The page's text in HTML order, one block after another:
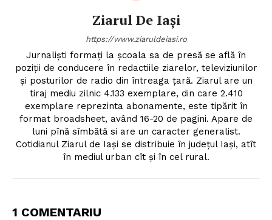
Ziarul De Iași
https://www.ziaruldeiasi.ro
Jurnalişti formaţi la şcoala sa de presă se află în
poziţii de conducere în redactiile ziarelor, televiziunilor
şi posturilor de radio din întreaga ţară. Ziarul are un
tiraj mediu zilnic 4.133 exemplare, din care 2.410
exemplare reprezinta abonamente, este tipărit în
format broadsheet, având 16-20 de pagini. Apare de
luni pînă sîmbătă si are un caracter generalist.
Cotidianul Ziarul de Iaşi se distribuie în judeţul Iaşi, atît
în mediul urban cît şi în cel rural.
1 COMENTARIU